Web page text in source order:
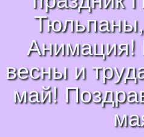
Анимация!
весны и
май!